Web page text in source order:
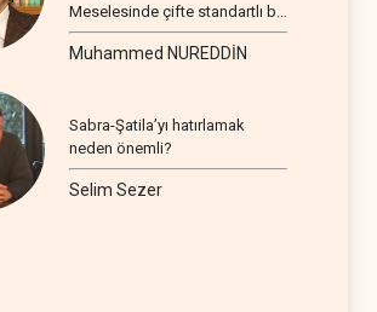
Meselesinde çifte standartlı bir
seyir
Muhammed NUREDDİN
Sabra-Şatila’yı hatırlamak
neden önemli?
Selim Sezer